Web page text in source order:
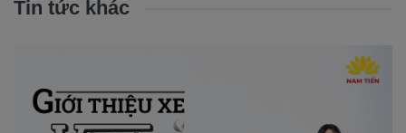
Tin tức khác